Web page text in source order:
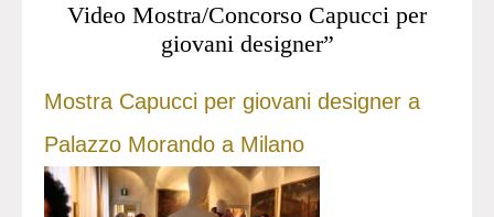
Video Mostra/Concorso Capucci per
giovani designer”
Mostra Capucci per giovani designer a
Palazzo Morando a Milano